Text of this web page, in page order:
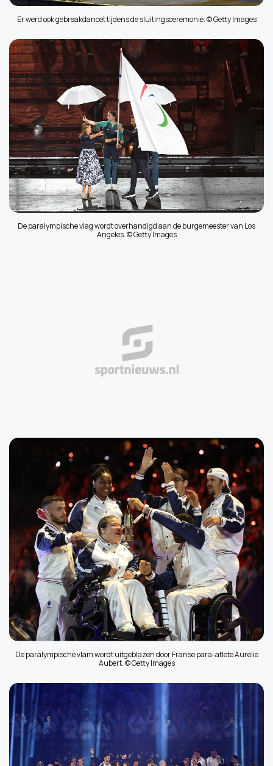
Er werd ook gebreakdancet tijdens de sluitingsceremonie. © Getty Images
De paralympische vlag wordt overhandigd aan de burgemeester van Los
Angeles. © Getty Images
De paralympische vlam wordt uitgeblazen door Franse para-atlete Aurelie
Aubert. © Getty Images